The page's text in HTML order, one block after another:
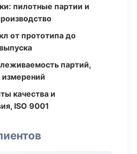
пилотные партии и
от прототипа до
партий,
качества и
ISO 9001